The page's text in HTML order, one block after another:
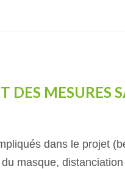
DES MESURES
dans le projet
masque,